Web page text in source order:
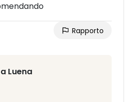
Rapporto
Luena